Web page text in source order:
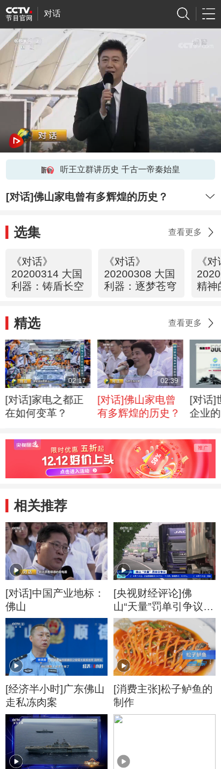
对话
听王立群讲历史 千古一帝秦始皇
[对话]佛山家电曾有多辉煌的历史？
选集 查看更多
《对话》
20200314 大国
利器：铸盾长空
《对话》
20200308 大国
利器：逐梦苍穹
《
精神
精选 查看更多
02:17
[对话]家电之都正
在如何变革？
02:39
[对话]佛山家电曾
有多辉煌的历史？
[对话]
企业
相关推荐
[对话]中国产业地标：
佛山
[央视财经评论]佛
山“天量”罚单引争议
每天抓拍400多起 车
主抱怨标识标线不合
理
[经济半小时]广东佛山
走私冻肉案
[消费主张]松子鲈鱼的
制作